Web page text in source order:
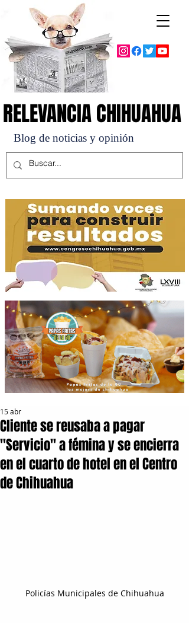
Blog de noticias y opinión
RELEVANCIA CHIHUAHUA
RELEVANCIA CHIHUAHUA
Cliente se reusaba a pagar
"Servicio" a fémina y se encierra
en el cuarto de hotel en el Centro
de Chihuahua
15 abr
Policías Municipales de Chihuahua